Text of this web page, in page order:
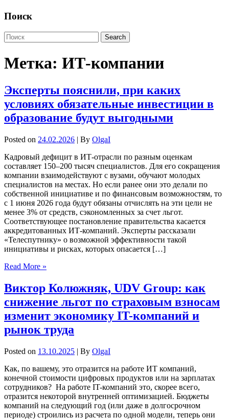
Поиск
Метка: ИТ-компании
Эксперты пояснили, при каких
условиях обязательные инвестиции в
образование будут выгодными
Posted on 24.02.2026 | By OlgaI
Кадровый дефицит в ИТ-отрасли по разным оценкам
составляет 150–200 тысяч специалистов. Для его сокращения
компании взаимодействуют с вузами, обучают молодых
специалистов на местах. Но если ранее они это делали по
собственной инициативе и по финансовым возможностям, то
с 1 июня 2026 года будут обязаны отчислять на эти цели не
менее 3% от средств, сэкономленных за счет льгот.
Соответствующее постановление правительства касается
аккредитованных ИТ-компаний. Эксперты рассказали
«Телеспутнику» о возможной эффективности такой
инициативы и рисках, которых опасается […]
Read More »
Виктор Колюжняк, UDV Group: как
снижение льгот по страховым взносам
изменит экономику IT-компаний и
рынок труда
Posted on 13.10.2025 | By OlgaI
Как, по вашему, это отразится на работе ИТ компаний,
конечной стоимости цифровых продуктов или на зарплатах
сотрудников? На работе IT-компаний это, скорее всего,
отразится некоторой внутренней оптимизацией. Бюджеты
компаний на следующий год (или даже в долгосрочном
периоде) строились из расчета по одной модели, теперь они